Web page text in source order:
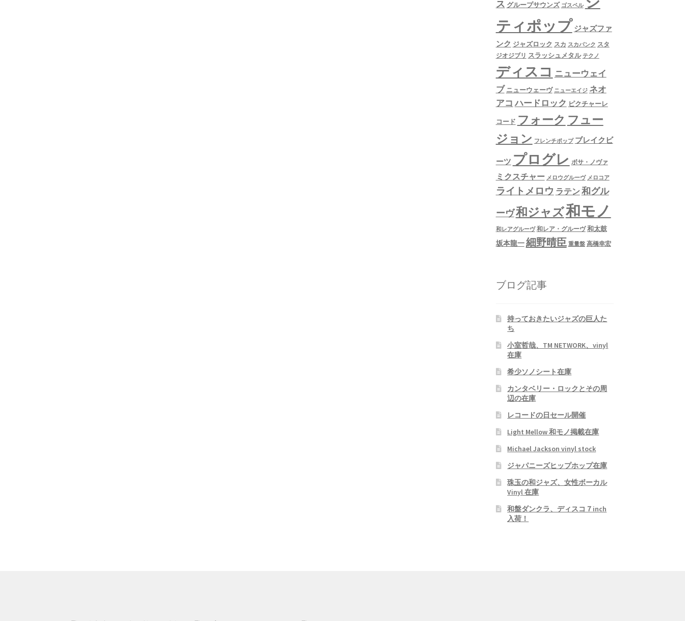
ス グループサウンズ ゴスペル
ティポップ ジャズファ
ンク ジャズロック スカ スカパンク スタ
ジオジブリ スラッシュメタル テクノ
ディスコ ニューウェイ
ブ ニューウェーヴ ニューエイジ ネオ
アコ ハードロック ピクチャーレ
コード フォーク フュー
ジョン フレンチポップ ブレイクビ
ーツ プログレ ボサ・ノヴァ
ミクスチャー メロウグルーヴ メロコア
ライトメロウ ラテン 和グル
ーヴ和ジャズ和モノ
和レアグルーヴ 和レア・グルーヴ 和太鼓
坂本龍一細野晴臣 重量盤 高橋幸宏
ブログ記事
持っておきたいジャズの巨人た
ち
小室哲哉、TM NETWORK、vinyl
在庫
希少ソノシート在庫
カンタベリー・ロックとその周
辺の在庫
レコードの日セール開催
Light Mellow 和モノ掲載在庫
Michael Jackson vinyl stock
ジャパニーズヒップホップ在庫
珠玉の和ジャズ、女性ボーカル
Vinyl 在庫
和盤ダンクラ、ディスコ７inch
入荷！